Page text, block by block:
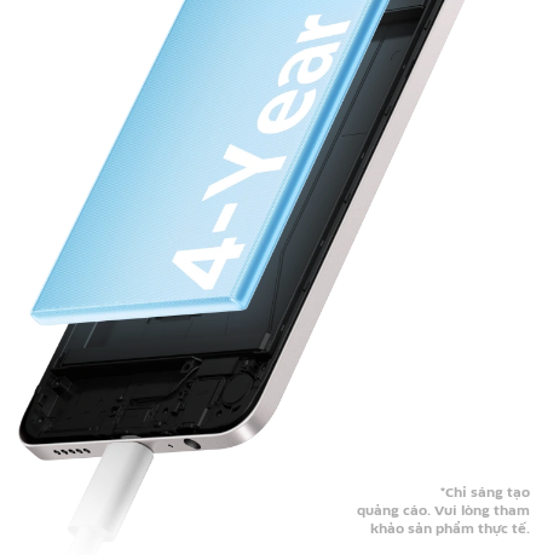
*Chỉ sáng tạo
quảng cáo. Vui lòng tham
khảo sản phẩm thực tế.